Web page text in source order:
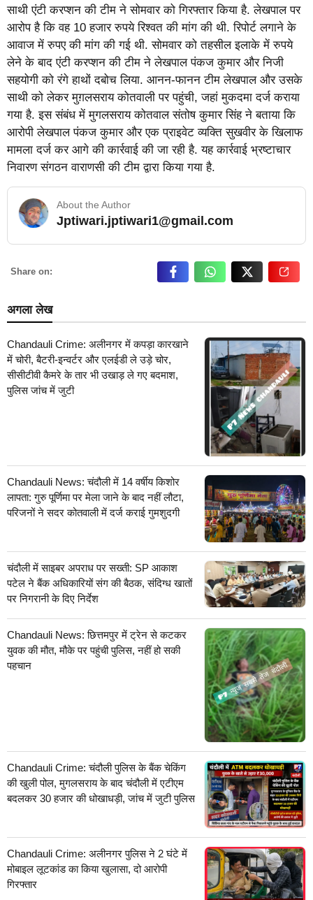
साथी एंटी करप्शन की टीम ने सोमवार को गिरफ्तार किया है. लेखपाल पर
आरोप है कि वह 10 हजार रुपये रिश्वत की मांग की थी. रिपोर्ट लगाने के
आवाज में रुपए की मांग की गई थी. सोमवार को तहसील इलाके में रुपये
लेने के बाद एंटी करप्शन की टीम ने लेखपाल पंकज कुमार और निजी
सहयोगी को रंगे हाथों दबोच लिया. आनन-फानन टीम लेखपाल और उसके
साथी को लेकर मुग़लसराय कोतवाली पर पहुंची, जहां मुकदमा दर्ज कराया
गया है. इस संबंध में मुगलसराय कोतवाल संतोष कुमार सिंह ने बताया कि
आरोपी लेखपाल पंकज कुमार और एक प्राइवेट व्यक्ति सुखवीर के खिलाफ
मामला दर्ज कर आगे की कार्रवाई की जा रही है. यह कार्रवाई भ्रष्टाचार
निवारण संगठन वाराणसी की टीम द्वारा किया गया है.
About the Author
Jptiwari.jptiwari1@gmail.com… Read More
Share on:
अगला लेख
Chandauli Crime: अलीनगर में कपड़ा कारखाने
में चोरी, बैटरी-इन्वर्टर और एलईडी ले उड़े चोर,
सीसीटीवी कैमरे के तार भी उखाड़ ले गए बदमाश,
पुलिस जांच में जुटी
Chandauli News: चंदौली में 14 वर्षीय किशोर
लापता: गुरु पूर्णिमा पर मेला जाने के बाद नहीं लौटा,
परिजनों ने सदर कोतवाली में दर्ज कराई गुमशुदगी
चंदौली में साइबर अपराध पर सख्ती: SP आकाश
पटेल ने बैंक अधिकारियों संग की बैठक, संदिग्ध खातों
पर निगरानी के दिए निर्देश
Chandauli News: छित्तमपुर में ट्रेन से कटकर
युवक की मौत, मौके पर पहुंची पुलिस, नहीं हो सकी
पहचान
Chandauli Crime: चंदौली पुलिस के बैंक चेकिंग
की खुली पोल, मुगलसराय के बाद चंदौली में एटीएम
बदलकर 30 हजार की धोखाधड़ी, जांच में जुटी पुलिस
Chandauli Crime: अलीनगर पुलिस ने 2 घंटे में
मोबाइल लूटकांड का किया खुलासा, दो आरोपी
गिरफ्तार